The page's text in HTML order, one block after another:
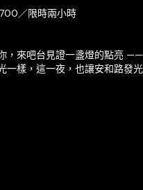
／限時兩小時
，來吧台見證一盞燈的點亮
一樣，這一夜，也讓安和路發光